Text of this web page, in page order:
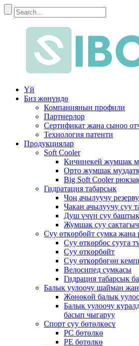
Үй
Биз жөнүндө
Компаниянын профили
Партнерлор
Сертификат жана сыноо
Технология патенти
Продукциялар
Soft Cooler
Кичинекей жумшак
Орто жумшак
Big Soft Cooler
Гидратация табарсык
Чоң ачылуучу
Чакан ачылуучу суу
Душ үчүн суу баштык
Жумшак суу сактагыч
Суу өткөрбөйт сумка жана
Суу өткөрбөс сууга
Суу өткөрбөйт
Суу өткөрбөгөн
Велосипед сумкасы
Гидрация табарсык
Балык уулоочу шайман
Жөнөкөй балык
Балык уулоочу
басып чыгаруу
Спорт суу бөтөлкөсү
PC бөтөлкө
PE бөтөлкө